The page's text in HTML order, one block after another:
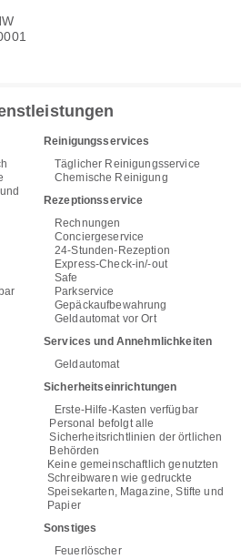
Reinigungsservices
Täglicher Reinigungsservice
Chemische Reinigung
Rezeptionsservice
Rechnungen
Conciergeservice
24-Stunden-Rezeption
Express-Check-in/-out
Safe
Parkservice
Gepäckaufbewahrung
Geldautomat vor Ort
Services und Annehmlichkeiten
Geldautomat
Sicherheitseinrichtungen
Erste-Hilfe-Kasten verfügbar
Personal befolgt alle
Sicherheitsrichtlinien der örtlichen
Behörden
Keine gemeinschaftlich genutzten
Schreibwaren wie gedruckte
Speisekarten, Magazine, Stifte und
Papier
Sonstiges
Feuerlöscher